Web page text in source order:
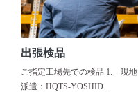
出張検品
ご指定工場先での検品 1. 現地
派遣：HQTS-YOSHID…